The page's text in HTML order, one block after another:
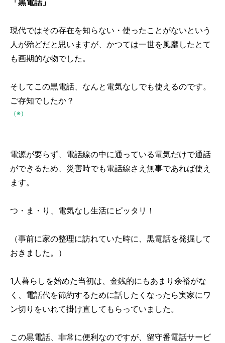
「黒電話」
現代ではその存在を知らない・使ったことがないという
人が殆どだと思いますが、かつては一世を風靡したとて
も画期的な物でした。
そしてこの黒電話、なんと電気なしでも使えるのです。
ご存知でしたか？
（※）
電源が要らず、電話線の中に通っている電気だけで通話
ができるため、災害時でも電話線さえ無事であれば使え
ます。
つ・ま・り、電気なし生活にピッタリ！
（事前に家の整理に訪れていた時に、黒電話を発掘して
おきました。）
1人暮らしを始めた当初は、金銭的にもあまり余裕がな
く、電話代を節約するために話したくなったら実家にワ
ン切りをいれて掛け直してもらっていました。
この黒電話、非常に便利なのですが、留守番電話サービ